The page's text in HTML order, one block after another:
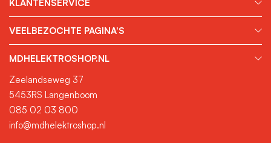
Klantbeoordelingen bevestigen het:
veel vakmensen
gingen u voor, lees hun goede klantbeoordelingen hier
en zie hun ervaringen. Wij zijn er trots op en doen er
iedere keer weer ons best voor om u tevreden te
houden.
Offerte aanvragen voor grotere projecten:
grotere afnames of specifieke projecten is het mogelijk
om eenvoudig een offerte aan te vragen. MDH
KLANTENSERVICE
VEELBEZOCHTE PAGINA'S
MDHELEKTROSHOP.NL
Zeelandseweg 37
5453RS Langenboom
085 02 03 800
info@mdhelektroshop.nl